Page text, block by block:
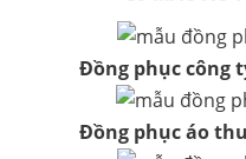
Đồng phục công
Đồng phục áo